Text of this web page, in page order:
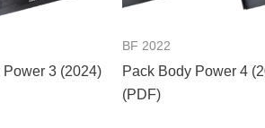
Power 3 (2024)
141USD.
112USD.
BF 2022
Pack Body Power 4
(PDF)